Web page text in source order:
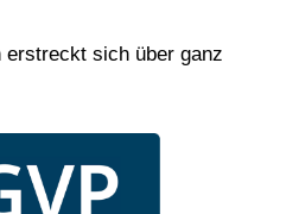
sich über ganz